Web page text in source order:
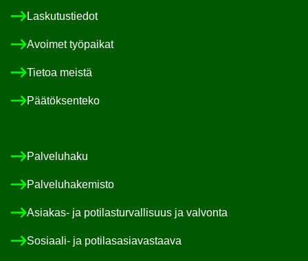
Las­ku­tus­tie­dot
Avoi­met työ­pai­kat
Tie­toa meis­tä
Pää­tök­sen­te­ko
Pal­ve­lu­ha­ku
Pal­ve­lu­ha­ke­mis­to
Asiakas-​ ja po­ti­las­tur­val­li­suus ja val­von­ta
Sosiaali-​ ja po­ti­las­asia­vas­taa­va